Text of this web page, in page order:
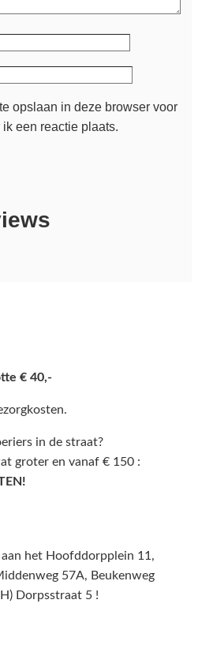
opslaan in deze browser voor
een reactie plaats.
€ 40,-
in de straat?
groter en vanaf € 150 :
aan het Hoofddorpplein 11,
57A, Beukenweg
Dorpsstraat 5 !